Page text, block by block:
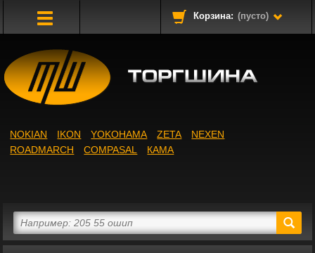
Корзина: (пусто)
NOKIAN IKON YOKOHAMA ZETA
NEXEN
ROADMARCH
COMPASAL КАМА